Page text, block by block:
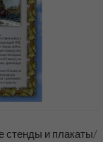
стенды и плакаты